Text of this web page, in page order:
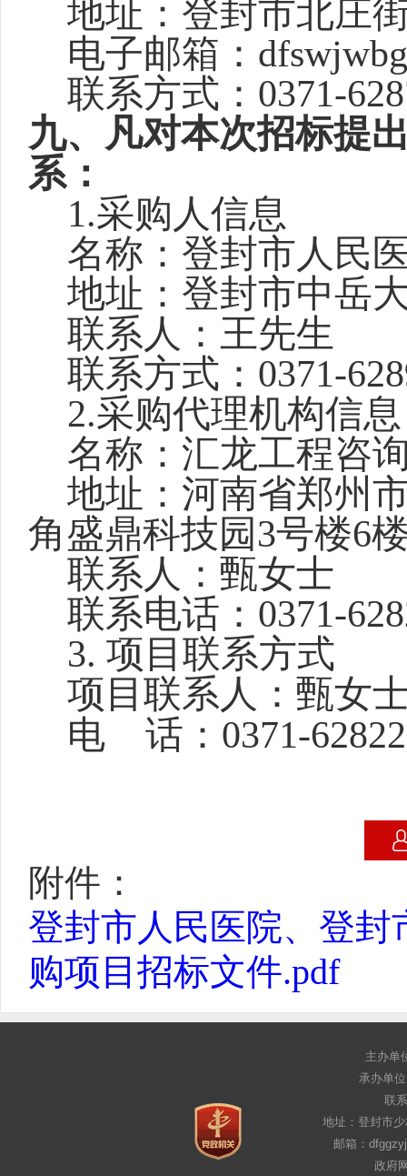
地址：登封市北庄
电子邮箱：
联系方式： 0371-
九、凡对本次招标提
系：
1.采购人信息
名称：登封市人民
地址：登封市中岳
联系人： 王先生
联系方式： 0371-
2.采购代理机构信息
名称：汇龙工程咨
地址：河南省郑州
角盛鼎科技园3号楼6
联系人：甄女士
联系电话： 0371-
3. 项目联系方式
项目联系人：甄女
电
话： 0371-
附件：
登封市人民医院、登
购项目招标文件.pdf
主办单
承办单
联
地址：登封市
邮箱：
政府